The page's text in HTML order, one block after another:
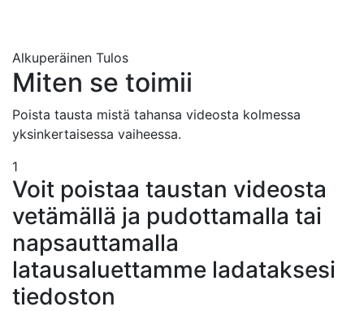
Alkuperäinen Tulos
Miten se toimii
Poista tausta mistä tahansa videosta kolmessa
yksinkertaisessa vaiheessa.
1
Voit poistaa taustan videosta
vetämällä ja pudottamalla tai
napsauttamalla
latausaluettamme ladataksesi
tiedoston